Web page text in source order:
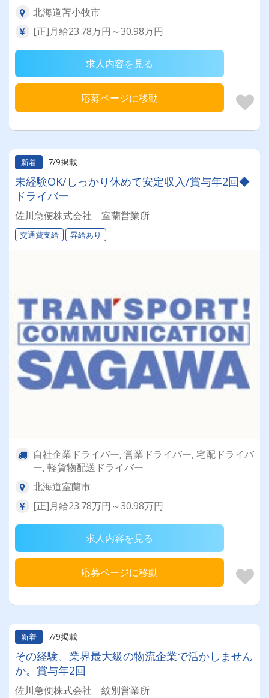
北海道苫小牧市
[正]月給23.78万円～30.98万円
求人内容を見る
応募ページに移動
新着 7/9掲載
未経験OK/しっかり休めて安定収入/賞与年2回◆
ドライバー
佐川急便株式会社 室蘭営業所
交通費支給 昇給あり
自社企業ドライバー, 営業ドライバー, 宅配ドライバ
ー, 軽貨物配送ドライバー
北海道室蘭市
[正]月給23.78万円～30.98万円
求人内容を見る
応募ページに移動
新着 7/9掲載
その経験、業界最大級の物流企業で活かしません
か。賞与年2回
佐川急便株式会社 紋別営業所